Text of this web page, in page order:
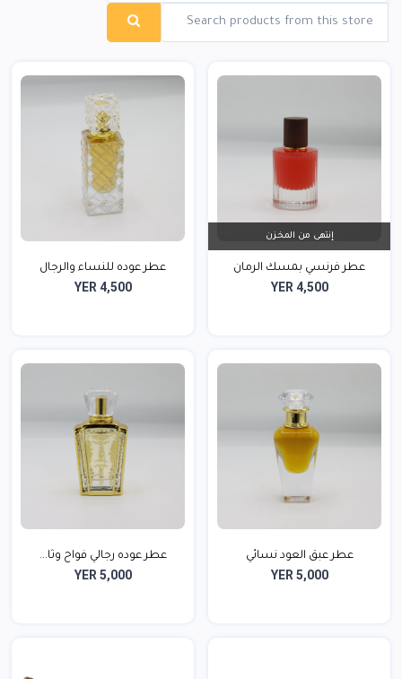
إنتهى من المخزن
عطر فرنسي بمسك الرمان
YER 4,500
عطر عوده للنساء والرجال
YER 4,500
عطر عبق العود نسائي
YER 5,000
عطر عوده رجالي فواح وثا...
YER 5,000